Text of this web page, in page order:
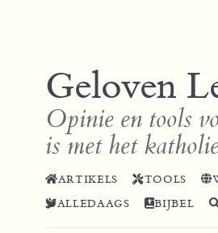
Geloven
Opinie en tools
is met het
ARTIKELS TOOLS
ALLEDAAGS
BIJBEL